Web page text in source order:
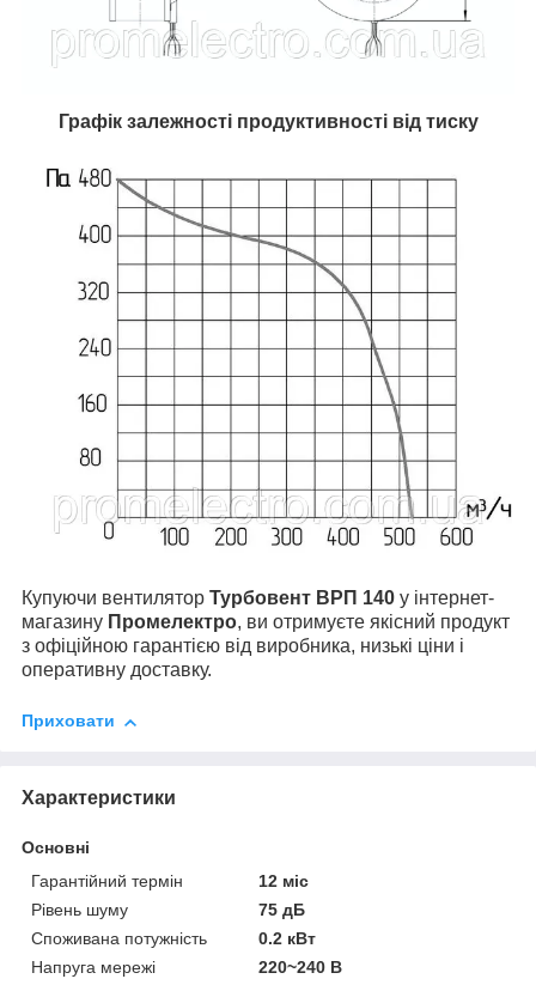
Графік залежності продуктивності від тиску
Купуючи вентилятор Турбовент ВРП 140 у інтернет-
магазину Промелектро, ви отримуєте якісний продукт
з офіційною гарантією від виробника, низькі ціни і
оперативну доставку.
Приховати
Характеристики
Основні
Гарантійний термін
12 міс
Рівень шуму
75 дБ
Споживана потужність
0.2 кВт
Напруга мережі
220~240 В